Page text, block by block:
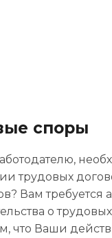
споры
трудовых
Вам требуется
о
что Ваши